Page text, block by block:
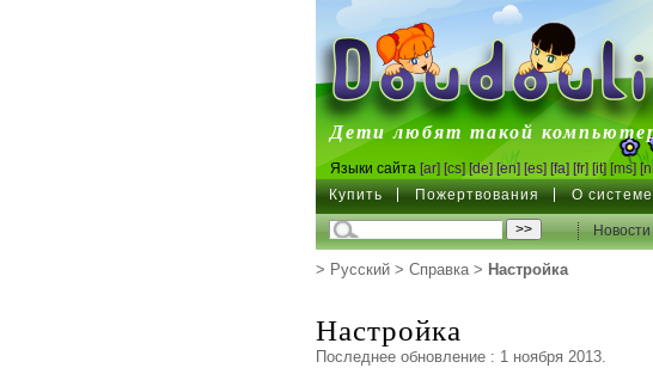
DoudouLinux
Дети любят такой
Языки сайта [ar] [cs] [de] [en] [es] [fa] [fr] [it] [ms]
Купить Пожертвования О системе
Новости
> Русский> Справка> Настройка
Настройка
Последнее обновление : 1 ноября 2013.